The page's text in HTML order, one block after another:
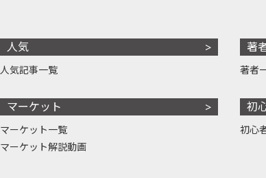
人気
人気記事一覧
マーケット
マーケット一覧
マーケット解説動画
著
著者
初
初心